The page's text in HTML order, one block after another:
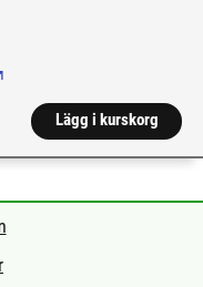
till extern sida.)
Lägg i kurskorg